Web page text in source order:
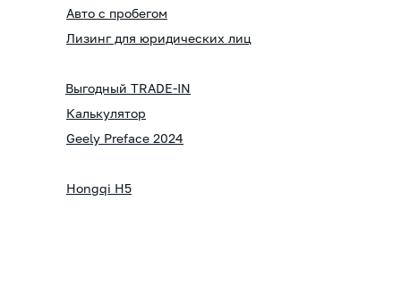
Авто с пробегом
Лизинг для юридических лиц
Калькулятор
Hongqi H5
Выгодный TRADE-IN
Geely Preface 2024